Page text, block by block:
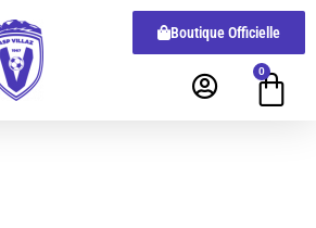
Boutique Officielle
0